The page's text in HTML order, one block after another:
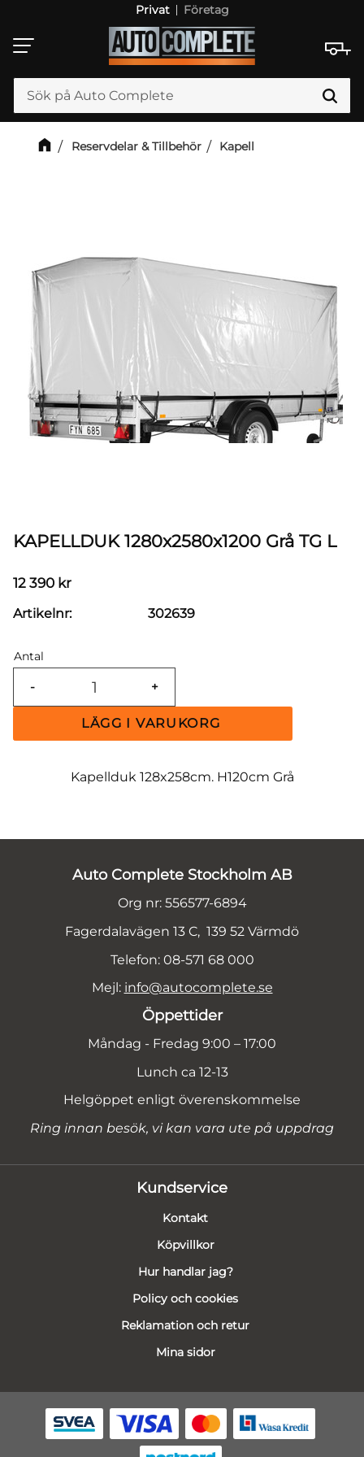
Meny
Privat Företag
Reservdelar & Tillbehör Kapell
KAPELLDUK 1280x2580x1200 Grå TG L
12 390 kr
Antal
+
-
Artikelnr 302639
Kapellduk 128x258cm. H120cm Grå
Auto Complete Stockholm AB
Org nr: 556577-6894
Fagerdalavägen 13 C, 139 52 Värmdö
Telefon: 08-571 68 000
Mejl: info@autocomplete.se
Öppettider
Måndag - Fredag 9:00 – 17:00
Lunch ca 12-13
Helgöppet enligt överenskommelse
Ring innan besök, vi kan vara ute på uppdrag
Kundservice
Kontakt
Köpvillkor
Hur handlar jag?
Policy och cookies
Reklamation och retur
Mina sidor